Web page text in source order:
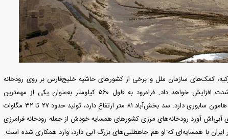
کمک‌های سازمان ملل و برخی از کشور‌های حاشیه خلیج‌فارس بر روی رودخانه
فراه تکمیل خواهد شد و شرایطی گردوغبار سیستان را به‌شدت افزایش خواهد داد. فراه‌رود به طول ۵۶۰ کیلومتر به‌عنوان یکی از مهمترین
سرشاخه‌های حوضه آبریز هیرمند نقش مهمی در حیات تالاب هامون سابوری دارد. سد بخش‌­آباد ۸۱ متر ارتفاع دارد، تولید حدود ۲۷ تا ۳۲ مگاوات
آبی‌اش آورد رودخانه‌های مرزی کشور‌های همسایه خودش از جمله رودخانه فرامرزی
ارس را هم تحت‌تأثیر قرار داده است، حالا در مرز شرقی کشور ایران با همسایه‌ای که او هم جاه‎طلبی‌های بزرگ آبی دارد، وارد همکاری شده است.
رونمایی از پوکو M ۸ پاور با باتری ۸۰۰۰
چین از بمب افکن H-۶N با موشک هسته‌ای
رونمایی کرد